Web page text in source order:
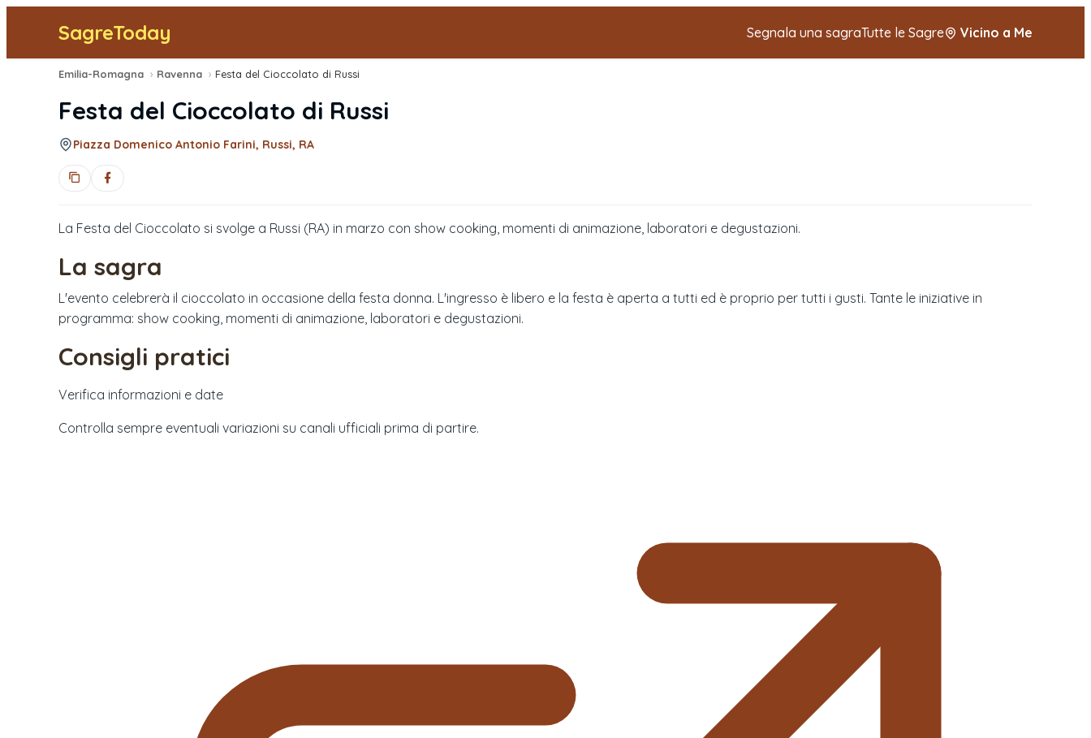
SagreToday Segnala una sagraTutte le Sagre Vicino a Me
Emilia-Romagna › Ravenna › Festa del Cioccolato di Russi
Festa del Cioccolato di Russi
Piazza Domenico Antonio Farini, Russi, RA
La Festa del Cioccolato si svolge a Russi (RA) in marzo con show cooking, momenti di animazione, laboratori e degustazioni.
La sagra
L'evento celebrerà il cioccolato in occasione della festa donna. L'ingresso è libero e la festa è aperta a tutti ed è proprio per tutti i gusti. Tante le iniziative in
programma: show cooking, momenti di animazione, laboratori e degustazioni.
Consigli pratici
Verifica informazioni e date
Controlla sempre eventuali variazioni su canali ufficiali prima di partire.